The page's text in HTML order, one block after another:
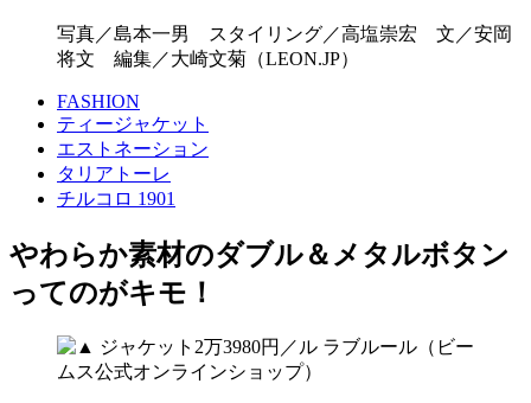
写真／島本一男 スタイリング／高塩崇宏 文／安岡
将文 編集／大崎文菊（LEON.JP）
FASHION
ティージャケット
エストネーション
タリアトーレ
チルコロ 1901
やわらか素材のダブル＆メタルボタン
ってのがキモ！